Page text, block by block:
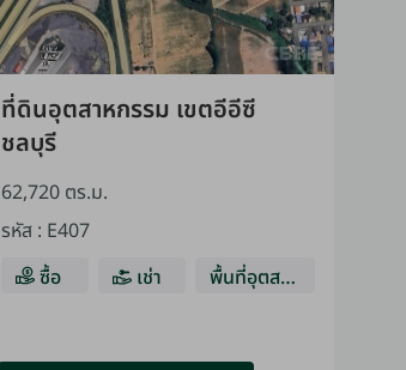
ที่ดินอุตสาหกรรม เขตอีอีซี
ชลบุรี
62,720 ตร.ม.
รหัส : E407
ซื้อ
เช่า
พื้นที่อุตสาห